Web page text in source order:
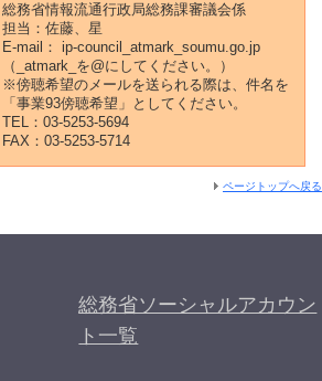
総務省情報流通行政局総務課審議会係
担当：佐藤、星
E-mail： ip-council_atmark_soumu.go.jp
（_atmark_を@にしてください。）
※傍聴希望のメールを送られる際は、件名を
「事業93傍聴希望」としてください。
TEL：03-5253-5694
FAX：03-5253-5714
ページトップへ戻る
総務省ソーシャルアカウン
ト一覧